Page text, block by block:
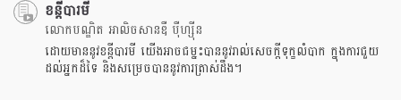
ខន្តីបារមី
លោកបណ្ឌិត អាលិចសានឌឺ បុឺហ្សុីន
ដោយមាននូវខន្តីបារមី យើងអាចជម្នះបាននូវរាល់សេចក្តីទុក្ខលំបាក ក្នុងការជួយ
ដល់អ្នកដ៏ទៃ និងសម្រេចបាននូវការត្រាស់ដឹង។